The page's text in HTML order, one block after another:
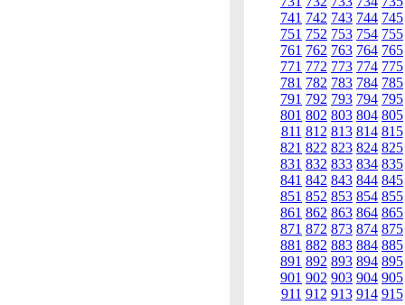
741 742 743 744 745
751 752 753 754 755
761 762 763 764 765
771 772 773 774 775
781 782 783 784 785
791 792 793 794 795
801 802 803 804 805
811 812 813 814 815
821 822 823 824 825
831 832 833 834 835
841 842 843 844 845
851 852 853 854 855
861 862 863 864 865
871 872 873 874 875
881 882 883 884 885
891 892 893 894 895
901 902 903 904 905
911 912 913 914 915